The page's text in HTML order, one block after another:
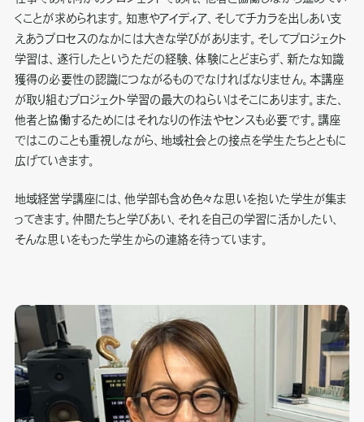
くことが求められます。知恵やアイディア、そしてチカラを出しあい支
えあうプロセスのなかには大きな学びがあります。そしてプロジェクト
学習は、遂行したというただの経験、体験にとどまらず、新たな知識
獲得の必要性の認識につながるものでなければなりません。本講座
が取り組むプロジェクト学習の最大のねらいはそこにあります。また、
他者と協働するためにはそれなりの作法やセンスも必要です。講座
ではこのことも重視しながら、地域社会との接点を学生たちとともに
広げていきます。
地域経営学講座には、他学部も含め色々な思いを抱いた学生が集ま
ってきます。仲間たちと学びあい、それを自己の学習に活かしたい、
そんな思いをもった学生からの連絡を待っています。